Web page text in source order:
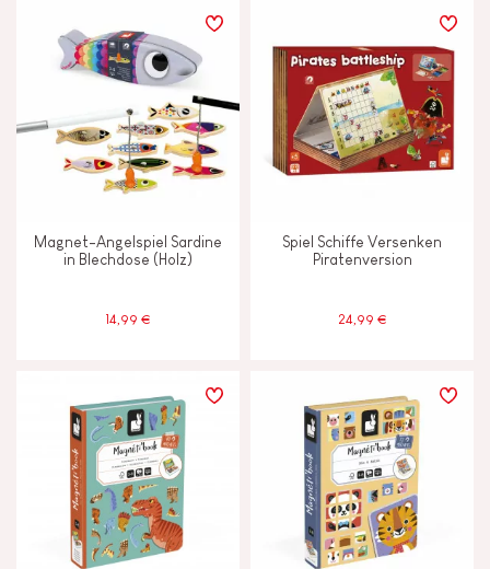
4-5 4 - 5 Jahre
6 - 7 Jahre
Ab 8 Jahere
-2 Unter 2 Jahren
JANOD ENGAGIERT SICH
Made in France
Magnet-Angelspiel Sardine
in Blechdose (Holz)
14,99 €
Spiel Schiffe Versenken
Piratenversion
24,99 €